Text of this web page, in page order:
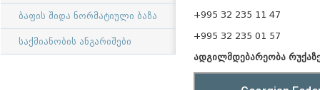
ბაფის შიდა ნორმატიული ბაზა
საქმიანობის ანგარიშები
+995 32 235 11 47
+995 32 235 01 57
ადგილმდებარეობა